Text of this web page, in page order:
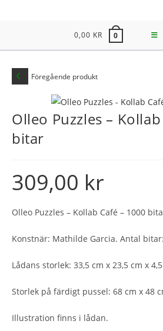
0,00 KR 0
Föregående produkt
Olleo Puzzles –
bitar
309,00 kr
Olleo Puzzles – Kollab Café – 1000
Konstnär: Mathilde Garcia. Antal
Lådans storlek: 33,5 cm x 23,5 cm x
Storlek på färdigt pussel: 68 cm x 48
Illustration finns i lådan.